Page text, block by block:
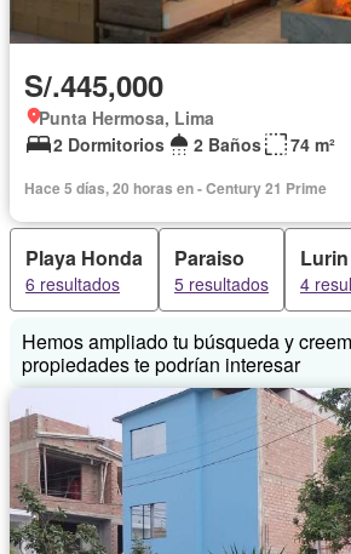
S/.445,000
Punta Hermosa, Lima
2 Dormitorios
2 Baños 74 m²
Hace 5 días, 20 horas en - Century 21 Prime
Playa Honda
6 resultados
Paraiso
5 resultados
Lurin
4
Hemos ampliado tu búsqueda y
propiedades te podrían interesar